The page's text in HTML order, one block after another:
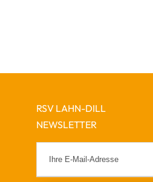
RSV LAHN-DILL
NEWSLETTER